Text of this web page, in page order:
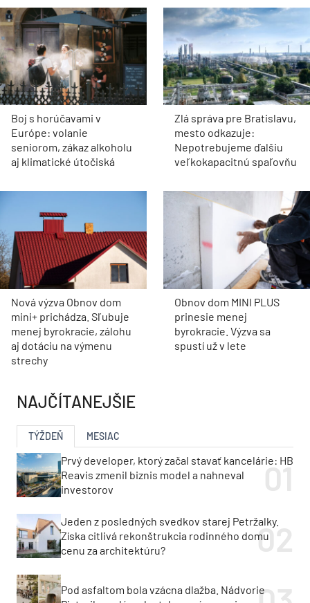
Boj s horúčavami v
Európe: volanie
seniorom, zákaz alkoholu
aj klimatické útočiská
Zlá správa pre Bratislavu,
mesto odkazuje:
Nepotrebujeme ďalšiu
veľkokapacitnú spaľovňu
Nová výzva Obnov dom
mini+ prichádza. Sľubuje
menej byrokracie, zálohu
aj dotáciu na výmenu
strechy
Obnov dom MINI PLUS
prinesie menej
byrokracie. Výzva sa
spustí už v lete
NAJČÍTANEJŠIE
TÝŽDEŇ MESIAC
Prvý developer, ktorý začal stavať kancelárie: HB
Reavis zmenil biznis model a nahneval
investorov
Jeden z posledných svedkov starej Petržalky.
Získa citlivá rekonštrukcia rodinného domu
cenu za architektúru?
Pod asfaltom bola vzácna dlažba. Nádvorie